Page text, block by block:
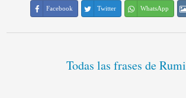
Facebook Twitter WhatsApp
Todas las frases de Rumi